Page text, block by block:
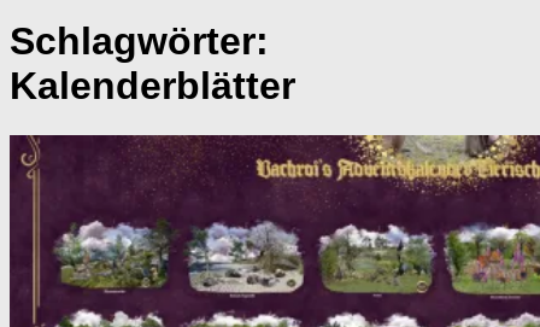
Schlagwörter:
Kalenderblätter